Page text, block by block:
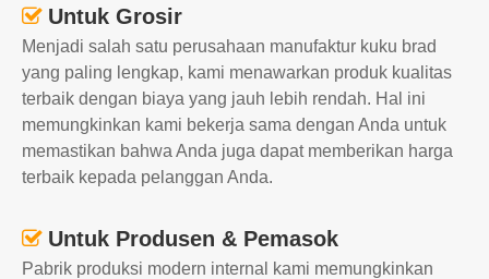
 Untuk Grosir
Menjadi salah satu perusahaan manufaktur kuku brad
yang paling lengkap, kami menawarkan produk kualitas
terbaik dengan biaya yang jauh lebih rendah. Hal ini
memungkinkan kami bekerja sama dengan Anda untuk
memastikan bahwa Anda juga dapat memberikan harga
terbaik kepada pelanggan Anda.
 Untuk Produsen & Pemasok
Pabrik produksi modern internal kami memungkinkan